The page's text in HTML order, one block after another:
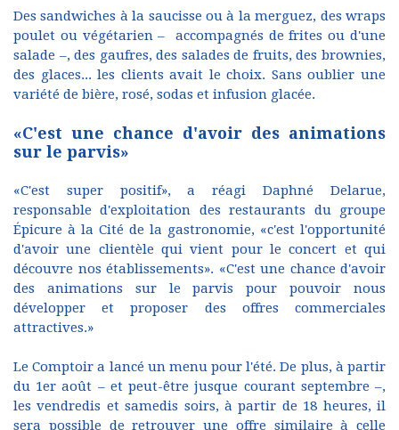
Des sandwiches à la saucisse ou à la merguez, des wraps
poulet ou végétarien – accompagnés de frites ou d'une
salade –, des gaufres, des salades de fruits, des brownies,
des glaces... les clients avait le choix. Sans oublier une
variété de bière, rosé, sodas et infusion glacée.
«C'est une chance d'avoir des animations
sur le parvis»
«C'est super positif», a réagi Daphné Delarue,
responsable d'exploitation des restaurants du groupe
Épicure à la Cité de la gastronomie, «c'est l'opportunité
d'avoir une clientèle qui vient pour le concert et qui
découvre nos établissements». «C'est une chance d'avoir
des animations sur le parvis pour pouvoir nous
développer et proposer des offres commerciales
attractives.»
Le Comptoir a lancé un menu pour l'été. De plus, à partir
du 1er août – et peut-être jusque courant septembre –,
les vendredis et samedis soirs, à partir de 18 heures, il
sera possible de retrouver une offre similaire à celle